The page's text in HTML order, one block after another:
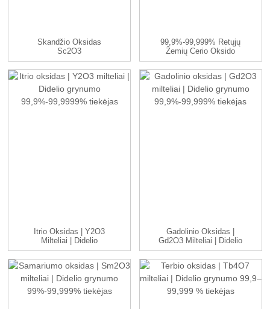
Skandžio Oksidas
Sc2O3
99,9%-99,999% Retųjų
Žemių Cerio Oksido
CeO2 Su...
Itrio Oksidas | Y2O3
Milteliai | Didelio
Grynumo 99,9%...
Gadolinio Oksidas |
Gd2O3 Milteliai | Didelio
Grynumo 9...